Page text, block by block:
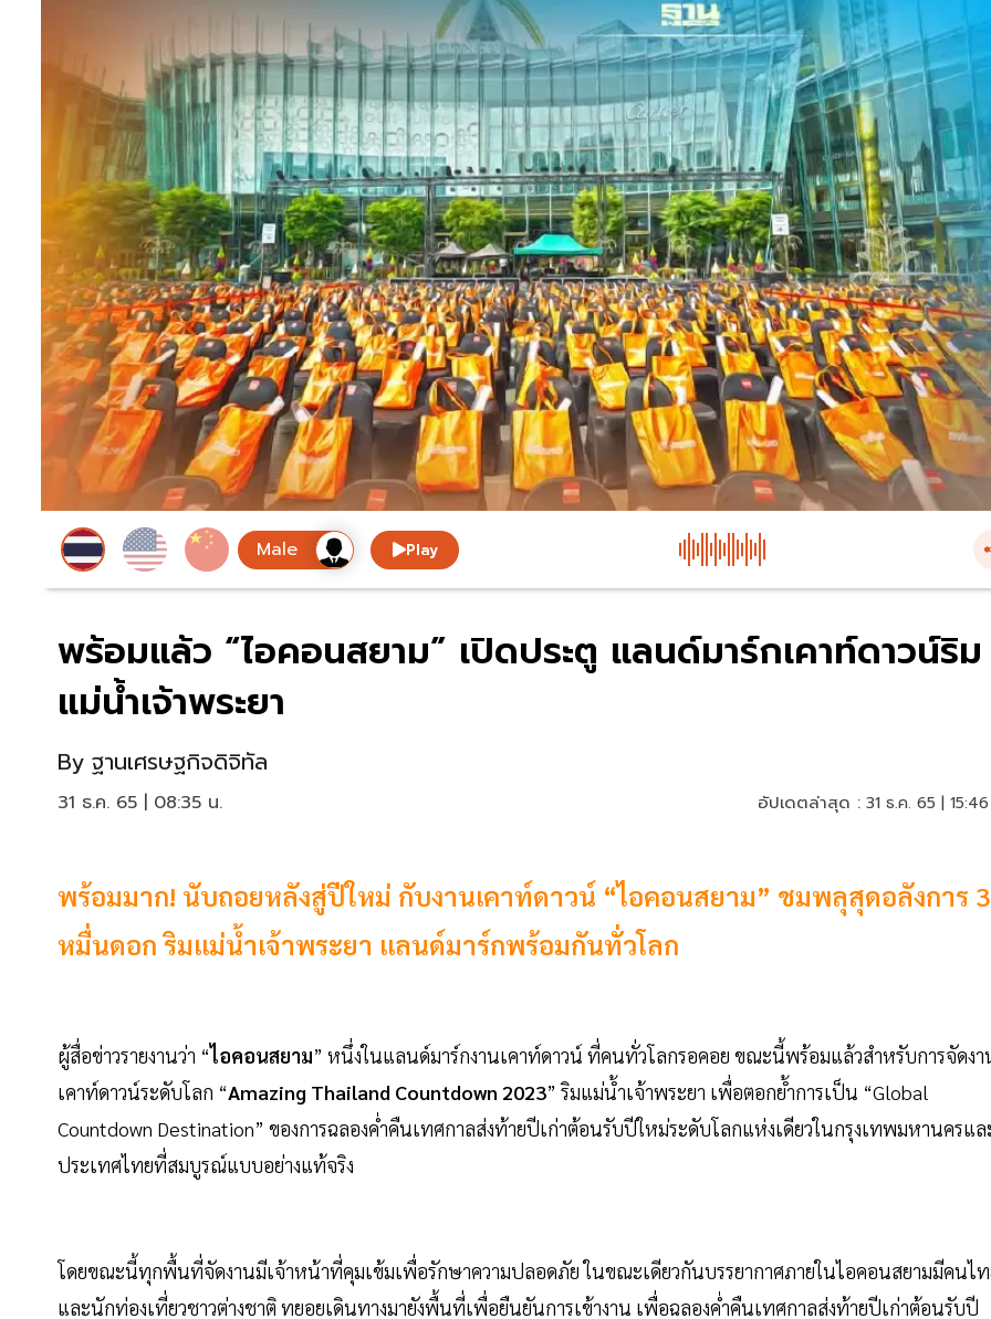
Play
พร้อมแล้ว “ไอคอนสยาม” เปิดประตู แลนด์มาร์กเคาท์ดาวน์ริม
แม่น้ำเจ้าพระยา
By ฐานเศรษฐกิจดิจิทัล
31 ธ.ค. 65 | 08:35 น. อัปเดตล่าสุด : 31 ธ.ค. 65 |
พร้อมมาก! นับถอยหลังสู่ปีใหม่ กับงานเคาท์ดาวน์ “ไอคอนสยาม” ชมพลุสุดอลังการ 3
หมื่นดอก ริมแม่น้ำเจ้าพระยา แลนด์มาร์กพร้อมกันทั่วโลก
ผู้สื่อข่าวรายงานว่า “ไอคอนสยาม” หนึ่งในแลนด์มาร์กงานเคาท์ดาวน์ ที่คนทั่วโลกรอคอย ขณะนี้พร้อมแล้วสำหรับการจัดง
เคาท์ดาวน์ระดับโลก “Amazing Thailand Countdown 2023” ริมแม่น้ำเจ้าพระยา เพื่อตอกย้ำการเป็น “Global
Countdown Destination” ของการฉลองค่ำคืนเทศกาลส่งท้ายปีเก่าต้อนรับปีใหม่ระดับโลกแห่งเดียวในกรุงเทพมหานครแล
ประเทศไทยที่สมบูรณ์แบบอย่างแท้จริง
โดยขณะนี้ทุกพื้นที่จัดงานมีเจ้าหน้าที่คุมเข้มเพื่อรักษาความปลอดภัย ในขณะเดียวกันบรรยากาศภายในไอคอนสยามมีคนไ
และนักท่องเที่ยวชาวต่างชาติ ทยอยเดินทางมายังพื้นที่เพื่อยืนยันการเข้างาน เพื่อฉลองค่ำคืนเทศกาลส่งท้ายปีเก่าต้อนรับปี